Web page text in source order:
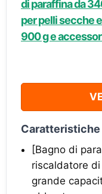
di paraffina da
per pelli secche
900 g e
Caratteristiche
[Bagno di
riscaldatore
grande